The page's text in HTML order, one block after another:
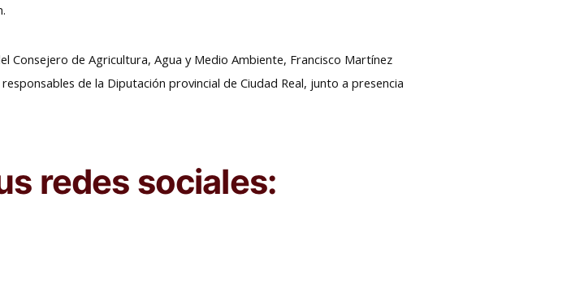
Consejero de Agricultura, Agua y Medio Ambiente, Francisco Martínez
de la Diputación provincial de Ciudad Real, junto a presencia
redes sociales: